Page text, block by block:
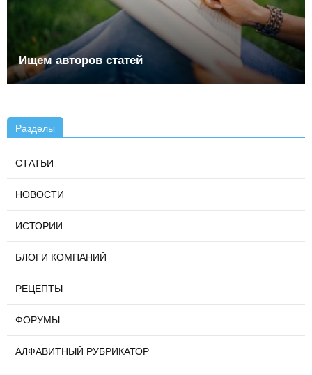
Ищем авторов статей
Разделы
СТАТЬИ
НОВОСТИ
ИСТОРИИ
БЛОГИ КОМПАНИЙ
РЕЦЕПТЫ
ФОРУМЫ
АЛФАВИТНЫЙ РУБРИКАТОР